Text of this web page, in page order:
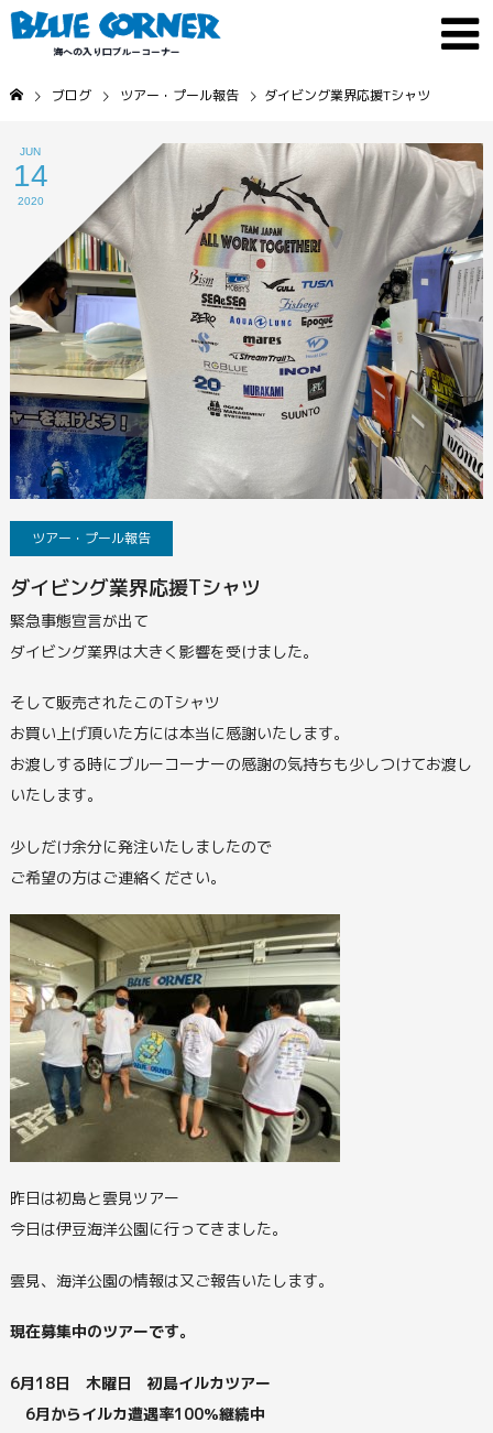
ブログ ツアー・プール報告 ダイビング業界応援Tシャツ
JUN
14
2020
ツアー・プール報告
ダイビング業界応援Tシャツ
緊急事態宣言が出て
ダイビング業界は大きく影響を受けました。
そして販売されたこのTシャツ
お買い上げ頂いた方には本当に感謝いたします。
お渡しする時にブルーコーナーの感謝の気持ちも少しつけてお渡し
いたします。
少しだけ余分に発注いたしましたので
ご希望の方はご連絡ください。
昨日は初島と雲見ツアー
今日は伊豆海洋公園に行ってきました。
雲見、海洋公園の情報は又ご報告いたします。
現在募集中のツアーです。
6月18日 木曜日 初島イルカツアー
6月からイルカ遭遇率100％継続中